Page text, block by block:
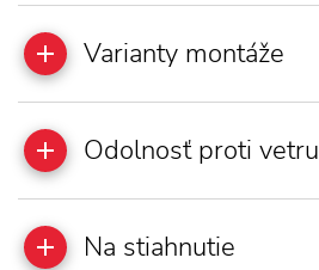
Varianty montáže
Odolnosť proti vetru
Na stiahnutie